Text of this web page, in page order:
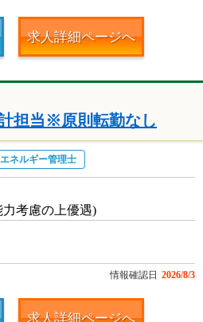
求人詳細ページへ
担当※原則転勤なし
エネルギー管理士
力考慮の上優遇)
情報確認日 2026/8/3
求人詳細ページへ